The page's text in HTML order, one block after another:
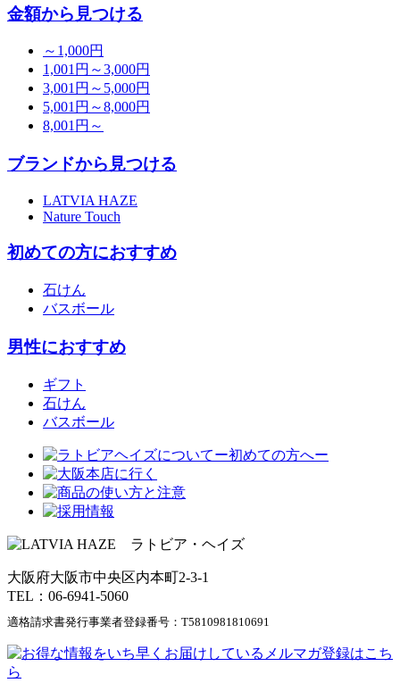
金額から見つける
～1,000円
1,001円～3,000円
3,001円～5,000円
5,001円～8,000円
8,001円～
ブランドから見つける
LATVIA HAZE
Nature Touch
初めての方におすすめ
石けん
バスボール
男性におすすめ
ギフト
石けん
バスボール
大阪府大阪市中央区内本町2-3-1
TEL：06-6941-5060
適格請求書発行事業者登録番号： T5810981810691